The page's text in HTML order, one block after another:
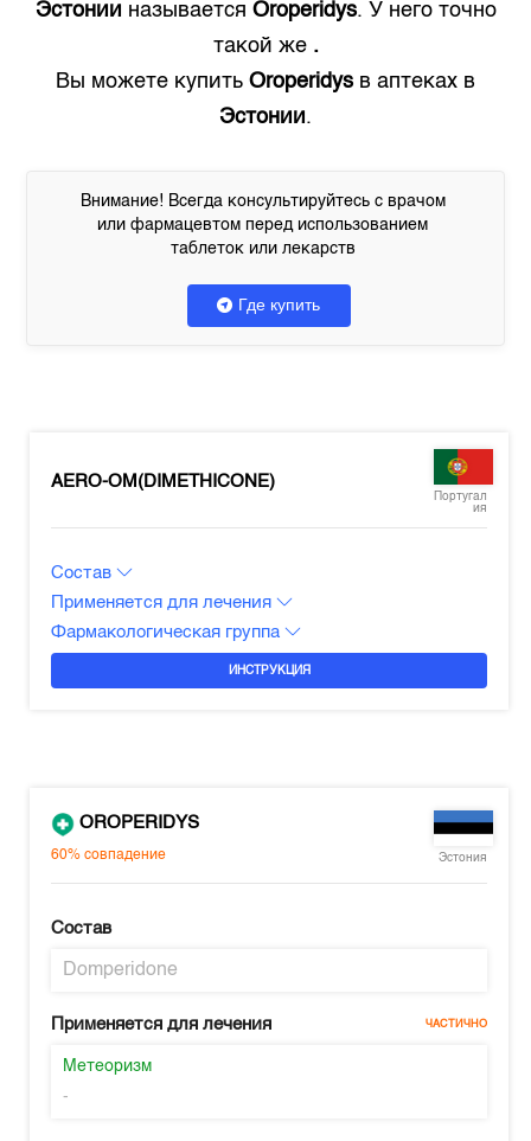
Эстонии называется Oroperidys. У него точно
такой же .
Вы можете купить Oroperidys в аптеках в
Эстонии.
Внимание! Всегда консультируйтесь с врачом
или фармацевтом перед использованием
таблеток или лекарств
Где купить
AERO-OM(DIMETHICONE)
Португал
ия
Состав
Применяется для лечения
Фармакологическая группа
ИНСТРУКЦИЯ
OROPERIDYS
60%совпадение Эстония
Состав
Domperidone
Применяется для лечения ЧАСТИЧНО
Метеоризм
-